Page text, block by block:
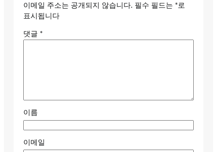
이메일 주소는 공개되지 않습니다. 필수 필드는 *로
표시됩니다
댓글 *
이름
이메일